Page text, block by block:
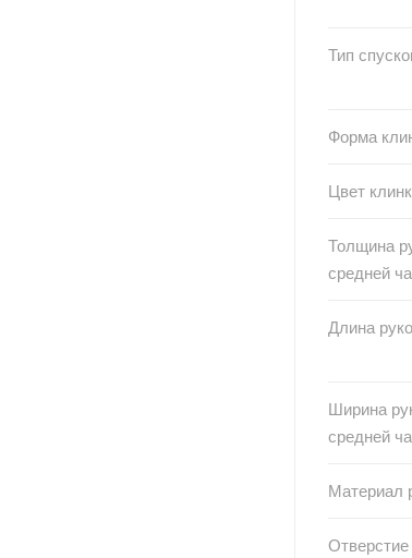
Тип
Форма
Цвет
Толщина
средней
Длина
Ширина
средней
Материал